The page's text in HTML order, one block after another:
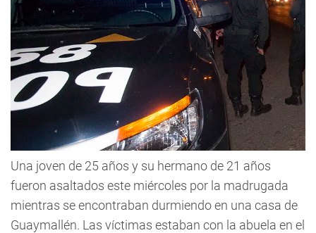
Una joven de 25 años y su hermano de 21 años
fueron asaltados este miércoles por la madrugada
mientras se encontraban durmiendo en una casa de
Guaymallén. Las víctimas estaban con la abuela en el